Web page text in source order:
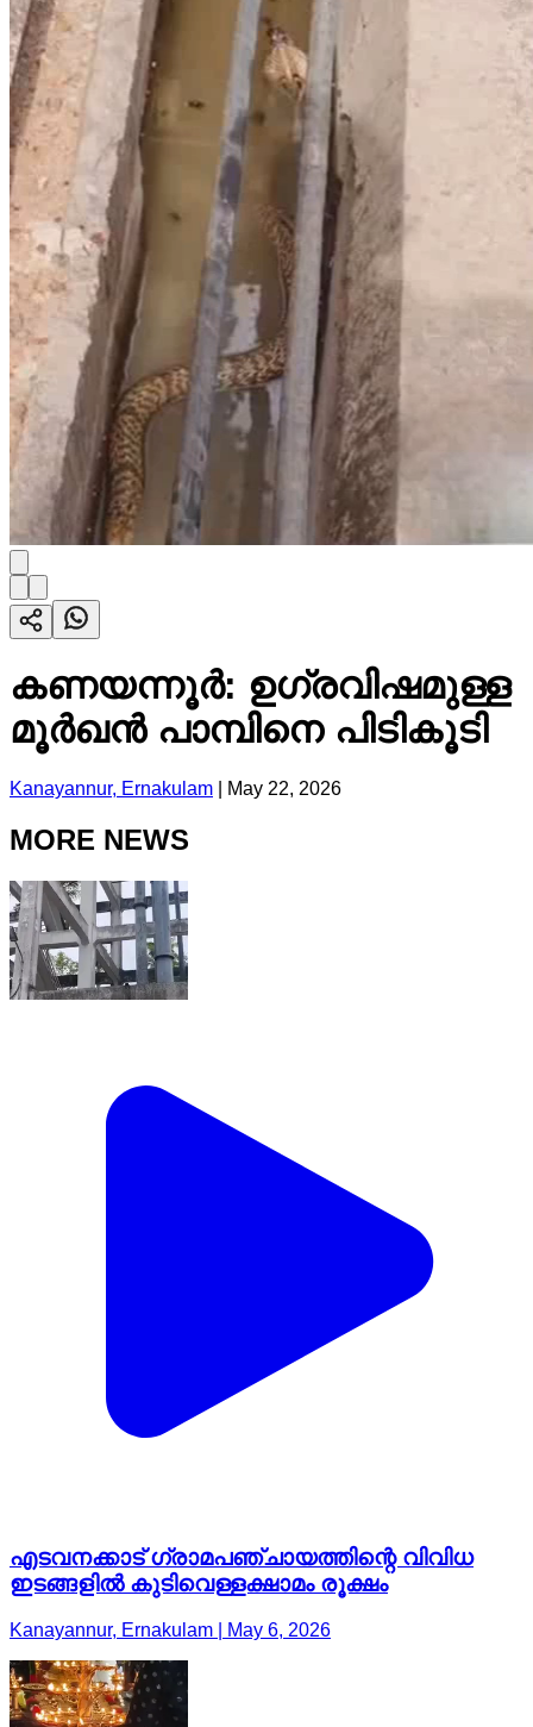
കണയന്നൂർ: ഉഗ്രവിഷമുള്ള
മൂർഖൻ പാമ്പിനെ പിടികൂടി
Kanayannur, Ernakulam May 22, 2026
MORE NEWS
എടവനക്കാട് ഗ്രാമപഞ്ചായത്തിന്റെ വിവിധ
ഇടങ്ങളിൽ കുടിവെള്ളക്ഷാമം രൂക്ഷം
Kanayannur, Ernakulam | May 6, 2026